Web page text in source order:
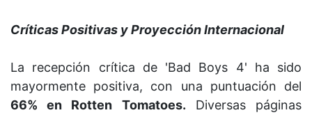
Críticas Positivas y Proyección Internacional
La recepción crítica de 'Bad Boys 4' ha sido
mayormente positiva, con una puntuación del
66% en Rotten Tomatoes. Diversas páginas